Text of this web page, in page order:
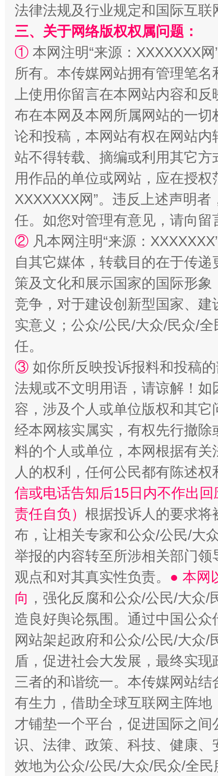
法律法规及行业规定和国际互
三、关于网络版权权属问题：
① 本网注明“来源：XXXXXXX
所有。本传媒网站拥有管理笔
上使用你留言在本网站内容和
布在本网及本网所属网站的一
论和投稿，本网站有权在网站
站不得转载、摘编或利用其它
用作品的单位或网站，应在授
XXXXXXX网”。违反上述声明
任。如您对管理有意见，请向
② 凡本网注明“来源：
自其它媒体，转载目的在于传
策及文化和展示国家的国际形
竞争，对于建设创新型国家、
实意义；公众/公民/大众/民众/
任。
③ 如你所反映投诉报料和投稿
法规或不文明用语，请谅解！
容，涉及个人或单位版权和其它
经本网核实属实，有权先行撤
料的个人或单位，本网根据有
人的权利，任何公民都有陈述
信或电话告知后15日内不作出
责任自负） 根据投诉人的要求将
布，让相关专家和公众/公民/大
举报的内容转至所涉相关部门
观点和对其真实性负责。 ● 本网
向 ，强化反腐和公众/公民/大众
造良好舆论氛围。通过中国公
网站架起政府和公众/公民/大众
盾，促进社会大发展，最终实
三者的和谐统一。本传媒网站
有生力，借助全球互联网主阵
才铺垫一个平台，促进国际之
识、法律、政策、科技、健康
效地为公众/公民/大众/民众/全